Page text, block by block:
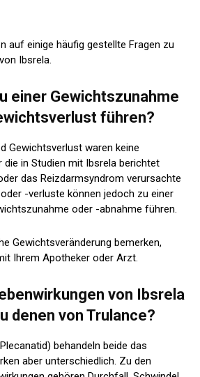
auf einige häufig gestellte Fragen zu
Ibsrela.
einer Gewichtszunahme
führen?
Gewichtsverlust waren keine
die in Studien mit Ibsrela berichtet
das Reizdarmsyndrom verursachte
-verluste können jedoch zu einer
oder -abnahme führen.
Gewichtsveränderung bemerken,
Ihrem Apotheker oder Arzt.
von Ibsrela
denen von Trulance?
behandeln beide das
aber unterschiedlich. Zu den